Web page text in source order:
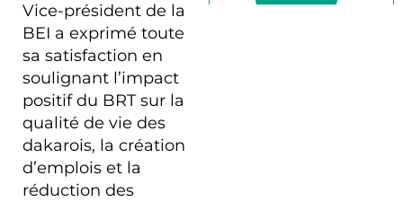
Vice-président de la
BEI a exprimé toute
sa satisfaction en
soulignant l’impact
positif du BRT sur la
qualité de vie des
dakarois, la création
d’emplois et la
réduction des